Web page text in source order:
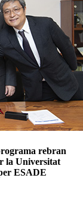
rebran
la Universitat
ESADE